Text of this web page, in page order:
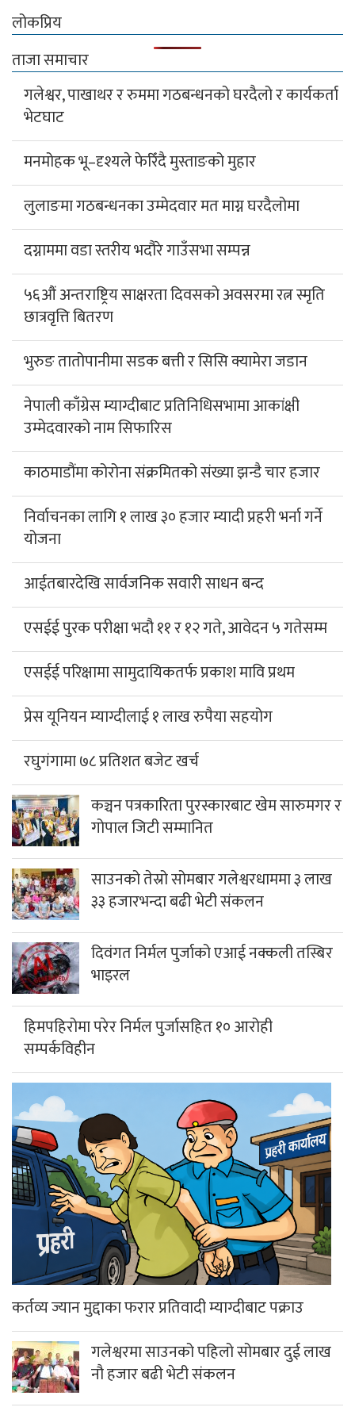
लोकप्रिय
ताजा समाचार
गलेश्वर, पाखाथर र रुममा गठबन्धनको घरदैलो र कार्यकर्ता
भेटघाट
मनमोहक भू–दृश्यले फेरिँदै मुस्ताङको मुहार
लुलाङमा गठबन्धनका उम्मेदवार मत माग्न घरदैलोमा
दग्नाममा वडा स्तरीय भदौरे गाउँसभा सम्पन्न
५६औं अन्तराष्ट्रिय साक्षरता दिवसको अवसरमा रत्न स्मृति
छात्रवृत्ति बितरण
भुरुङ तातोपानीमा सडक बत्ती र सिसि क्यामेरा जडान
नेपाली काँग्रेस म्याग्दीबाट प्रतिनिधिसभामा आकांक्षी
उम्मेदवारको नाम सिफारिस
काठमाडौंमा कोरोना संक्रमितको संख्या झन्डै चार हजार
निर्वाचनका लागि १ लाख ३० हजार म्यादी प्रहरी भर्ना गर्ने
योजना
आईतबारदेखि सार्वजनिक सवारी साधन बन्द
एसईई पुरक परीक्षा भदौ ११ र १२ गते, आवेदन ५ गतेसम्म
एसईई परिक्षामा सामुदायिकतर्फ प्रकाश मावि प्रथम
प्रेस यूनियन म्याग्दीलाई १ लाख रुपैया सहयोग
रघुगंगामा ७८ प्रतिशत बजेट खर्च
कञ्चन पत्रकारिता पुरस्कारबाट खेम सारुमगर र
गोपाल जिटी सम्मानित
साउनको तेस्रो सोमबार गलेश्वरधाममा ३ लाख
३३ हजारभन्दा बढी भेटी संकलन
दिवंगत निर्मल पुर्जाको एआई नक्कली तस्बिर
भाइरल
हिमपहिरोमा परेर निर्मल पुर्जासहित १० आरोही
सम्पर्कविहीन
कर्तव्य ज्यान मुद्दाका फरार प्रतिवादी म्याग्दीबाट पक्राउ
गलेश्वरमा साउनको पहिलो सोमबार दुई लाख
नौ हजार बढी भेटी संकलन